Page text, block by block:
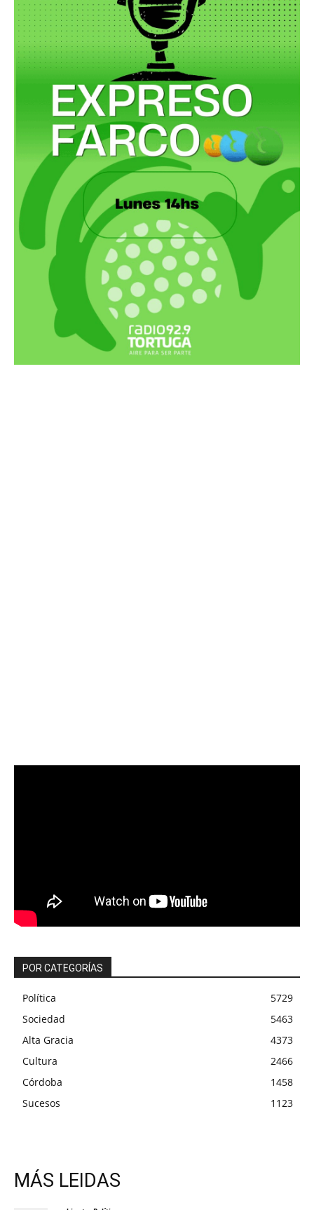
POR CATEGORÍAS
Política
5729
Sociedad
5463
Alta Gracia
4373
Cultura
2466
Córdoba
1458
Sucesos
1123
MÁS LEIDAS